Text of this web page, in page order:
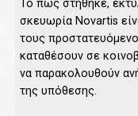
Το πώς στήθηκε,
σκευωρία Novartis
τους
καταθέσουν σε
να παρακολουθούν
της υπόθεσης.